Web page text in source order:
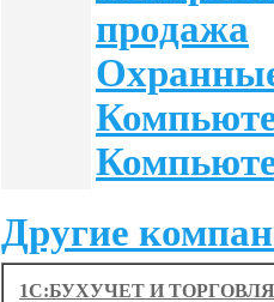
продажа
Другие
1С:БУХУЧЕТ И